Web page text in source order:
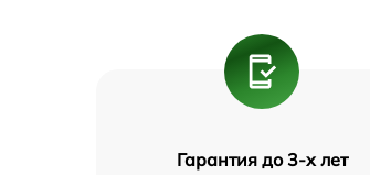
Гарантия до 3-х лет